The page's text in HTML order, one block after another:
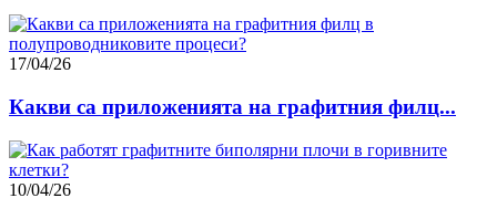
17/04/26
Какви са приложенията на графитния филц...
10/04/26